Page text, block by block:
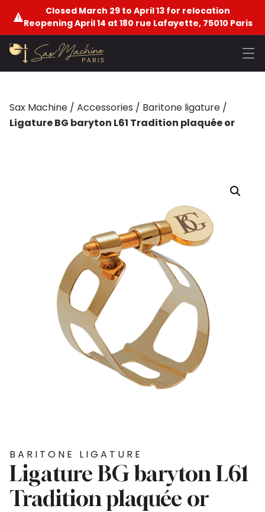
Closed March 29 to April 13 for relocation
Reopening April 14 at 180 rue Lafayette, 75010 Paris
Sax Machine / Accessories / Baritone ligature /
Ligature BG baryton L61 Tradition plaquée or
BARITONE LIGATURE
Ligature BG baryton L61
Tradition plaquée or